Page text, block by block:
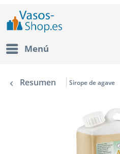
Menú
Resumen Sirope de agave